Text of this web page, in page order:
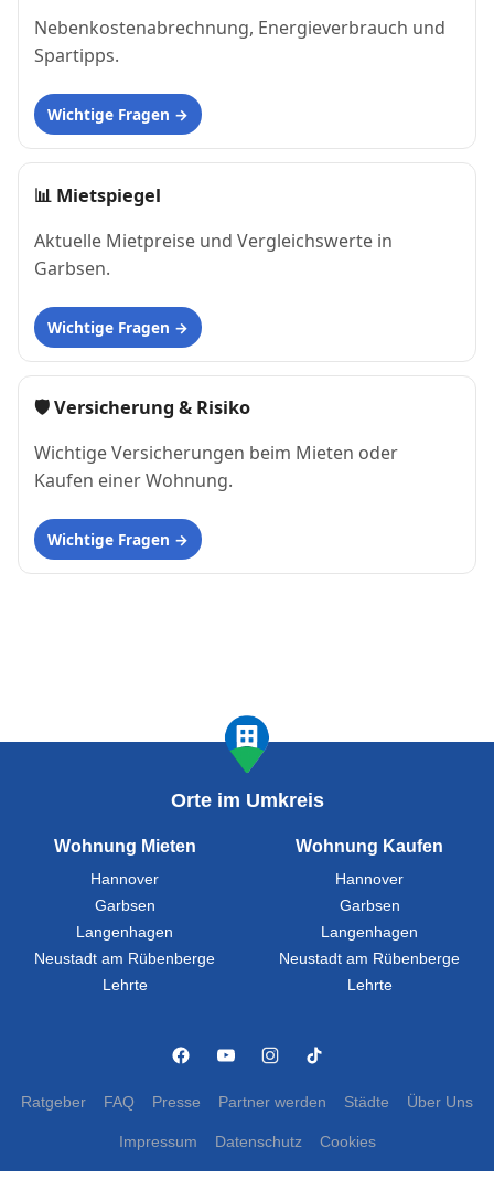
Nebenkostenabrechnung, Energieverbrauch und
Spartipps.
Wichtige Fragen
📊 Mietspiegel
Aktuelle Mietpreise und Vergleichswerte in
Garbsen.
Wichtige Fragen
🛡 Versicherung & Risiko
Wichtige Versicherungen beim Mieten oder
Kaufen einer Wohnung.
Wichtige Fragen
Orte im Umkreis
Wohnung Mieten
Hannover
Garbsen
Langenhagen
Neustadt am Rübenberge
Lehrte
Wohnung Kaufen
Hannover
Garbsen
Langenhagen
Neustadt am Rübenberge
Lehrte
Ratgeber FAQ Presse Partner werden Städte Über Uns
Impressum Datenschutz Cookies